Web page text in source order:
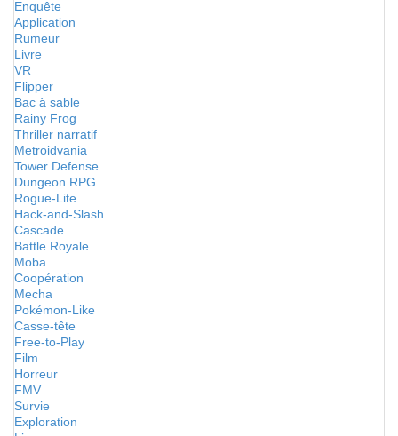
Enquête
Application
Rumeur
Livre
VR
Flipper
Bac à sable
Rainy Frog
Thriller narratif
Metroidvania
Tower Defense
Dungeon RPG
Rogue-Lite
Hack-and-Slash
Cascade
Battle Royale
Moba
Coopération
Mecha
Pokémon-Like
Casse-tête
Free-to-Play
Film
Horreur
FMV
Survie
Exploration